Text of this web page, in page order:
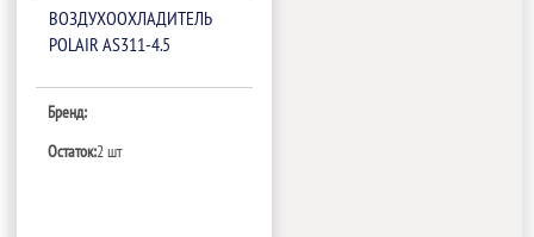
ВОЗДУХООХЛАДИТЕЛЬ
POLAIR AS311-4.5
Бренд:
Остаток:2 шт